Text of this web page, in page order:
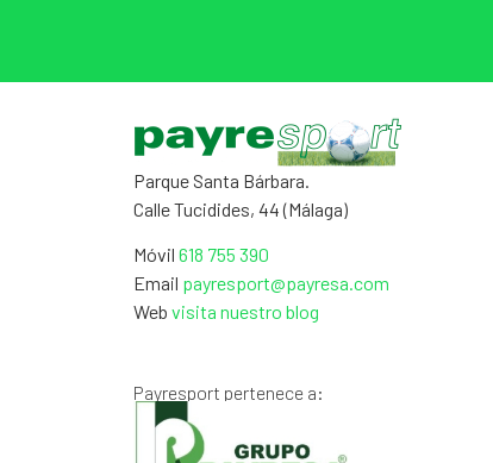
Parque Santa Bárbara.
Calle Tucidides, 44 (Málaga)
Móvil 618 755 390
Email payresport@payresa.com
Web visita nuestro blog
Payresport pertenece a: